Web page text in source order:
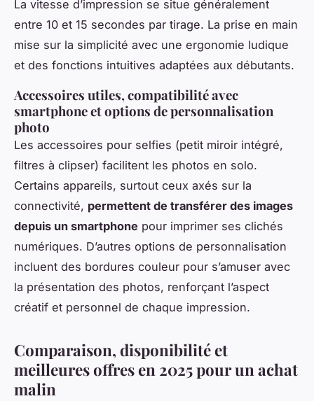
La vitesse d’impression se situe généralement
entre 10 et 15 secondes par tirage. La prise en main
mise sur la simplicité avec une ergonomie ludique
et des fonctions intuitives adaptées aux débutants.
Accessoires utiles, compatibilité avec
smartphone et options de personnalisation
photo
Les accessoires pour selfies (petit miroir intégré,
filtres à clipser) facilitent les photos en solo.
Certains appareils, surtout ceux axés sur la
connectivité, permettent de transférer des images
depuis un smartphone pour imprimer ses clichés
numériques. D’autres options de personnalisation
incluent des bordures couleur pour s’amuser avec
la présentation des photos, renforçant l’aspect
créatif et personnel de chaque impression.
Comparaison, disponibilité et
meilleures offres en 2025 pour un achat
malin